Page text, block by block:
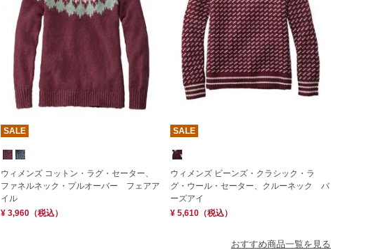
SALE
ウィメンズ コットン・ラグ・セーター、
ファネルネック・プルオーバー フェアア
イル
¥ 3,960 （税込）
SALE
ウィメンズ ビーンズ・クラシック・ラ
グ・ウール・セーター、クルーネック バ
ーズアイ
¥ 5,610（税込）
おすすめ商品一覧を見る